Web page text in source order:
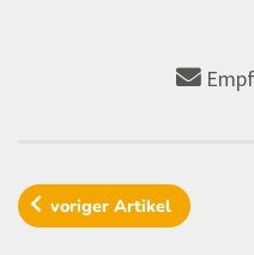
vorigerArtikel